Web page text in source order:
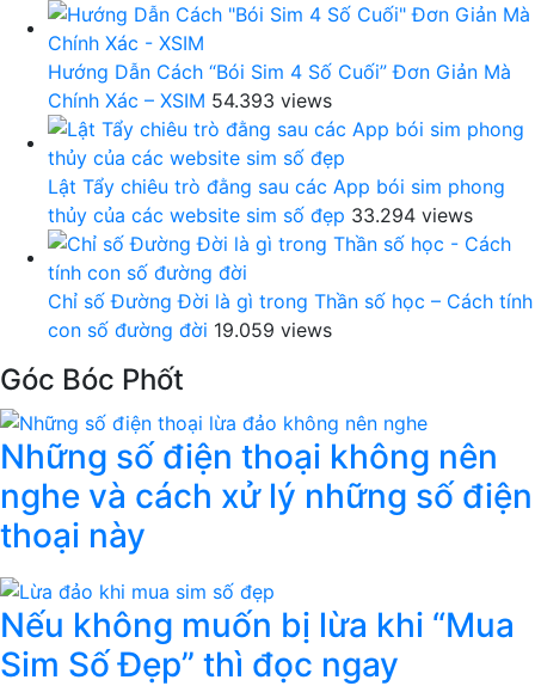
Hướng Dẫn Cách “Bói Sim 4 Số Cuối” Đơn Giản Mà
Chính Xác – XSIM 54.393 views
Lật Tẩy chiêu trò đằng sau các App bói sim phong
thủy của các website sim số đẹp 33.294 views
Chỉ số Đường Đời là gì trong Thần số học – Cách tính
con số đường đời 19.059 views
Góc Bóc Phốt
Những số điện thoại không nên
nghe và cách xử lý những số điện
thoại này
Nếu không muốn bị lừa khi “Mua
Sim Số Đẹp” thì đọc ngay